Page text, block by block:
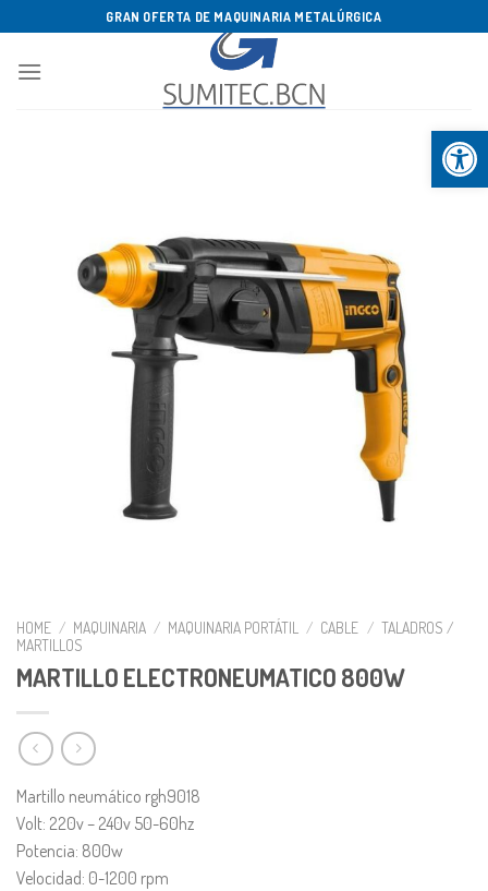
Abrir
al
contenido
GRAN OFERTA DE MAQUINARIA METALÚRGICA
HOME / MAQUINARIA / MAQUINARIA PORTÁTIL / CABLE / TALADROS /
MARTILLOS
MARTILLO ELECTRONEUMATICO 800W
Martillo neumático rgh9018
Volt: 220v – 240v 50-60hz
Potencia: 800w
Velocidad: 0-1200 rpm